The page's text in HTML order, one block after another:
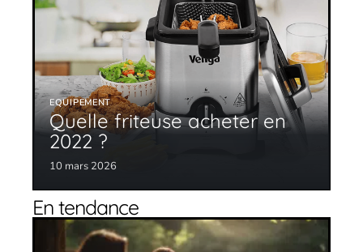
EQUIPEMENT
Quelle friteuse acheter en
2022 ?
10 mars 2026
En tendance